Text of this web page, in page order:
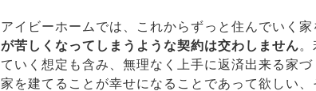
アイビーホームでは、これからずっと住んでいく家
が苦しくなってしまうような契約は交わしません
ていく想定も含み、無理なく上手に返済出来る家づ
家を建てることが幸せになることであって欲しい、